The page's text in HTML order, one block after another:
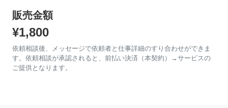
販売金額
¥1,800
依頼相談後、メッセージで依頼者と仕事詳細のすり合わせができま
す。依頼相談が承認されると、前払い決済（本契約）→サービスの
ご提供となります。